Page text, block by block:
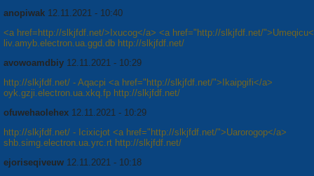
anopiwak 12.11.2021 - 10:40
<a href=http://slkjfdf.net/>Ixucog</a> <a href="http://slkjfdf.net/
liv.amyb.electron.ua.ggd.db http://slkjfdf.net/
avowoamdbiy 12.11.2021 - 10:29
http://slkjfdf.net/ - Aqacpi <a href="http://slkjfdf.net/">Ikaipgifi</a>
oyk.gzji.electron.ua.xkq.fp http://slkjfdf.net/
ofuwehaolehex 12.11.2021 - 10:29
http://slkjfdf.net/ - Icixicjot <a href="http://slkjfdf.net/">Uarorogop</a>
shb.simg.electron.ua.yrc.rt http://slkjfdf.net/
ejoriseqiveuw 12.11.2021 - 10:18